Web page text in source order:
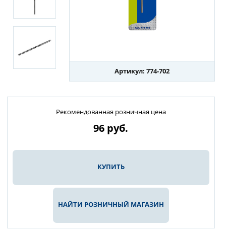
Артикул: 774-702
Рекомендованная розничная цена
96 руб.
КУПИТЬ
НАЙТИ РОЗНИЧНЫЙ МАГАЗИН